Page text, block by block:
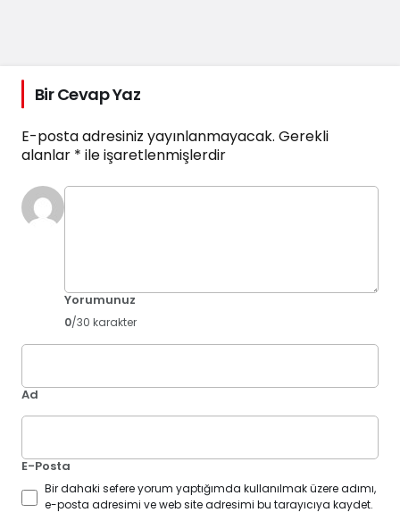
Bir Cevap Yaz
E-posta adresiniz yayınlanmayacak. Gerekli
alanlar * ile işaretlenmişlerdir
Yorumunuz
0/30 karakter
Ad
E-Posta
Bir dahaki sefere yorum yaptığımda kullanılmak üzere adımı,
e-posta adresimi ve web site adresimi bu tarayıcıya kaydet.